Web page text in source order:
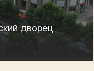
дворец